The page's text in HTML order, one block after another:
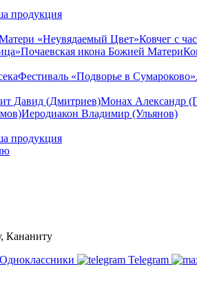
продукция
«Неувядаемый Цвет»Ковчег с
Почаевская икона Божией Матери
Фестиваль «Подворье в Сумароково»
Давид (Дмитриев)Монах Александр
Иеродиакон Владимир (Ульянов)
продукция
Кананиту
Одноклассники Telegram